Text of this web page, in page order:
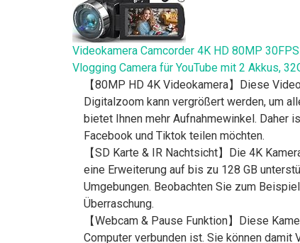
Videokamera Camcorder 4K HD 80MP
Vlogging Camera für YouTube mit 2 Akkus,
【80MP HD 4K Videokamera】Diese
Digitalzoom kann vergrößert werden, um
bietet Ihnen mehr Aufnahmewinkel. Daher
Facebook und Tiktok teilen möchten.
【SD Karte & IR Nachtsicht】Die 4K
eine Erweiterung auf bis zu 128 GB
Umgebungen. Beobachten Sie zum
Überraschung.
【Webcam & Pause Funktion】Diese
Computer verbunden ist. Sie können